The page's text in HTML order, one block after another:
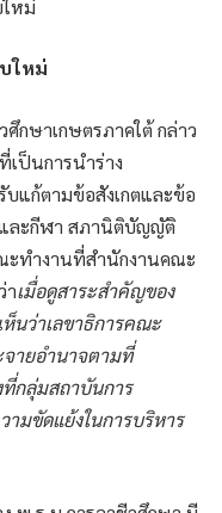
ใหม่
กษาเกษตรภาคใต้ กล่าว
เป็นการนำร่าง
แก้ตามข้อสังเกตและข้อ
ละกีฬา สภานิติบัญญัติ
ะทำงานที่สำนักงานคณะ
าเมื่อดูสาระสำคัญของ
นว่าเลขาธิการคณะ
จายอำนาจตามที่
กลุ่มสถาบันการ
ามขัดแย้งในการบริหาร